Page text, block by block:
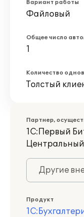
Вариант работы
Файловый
Общее число
1
Количество
Толстый
Партнер,
1С:Первый
Другие
Продукт